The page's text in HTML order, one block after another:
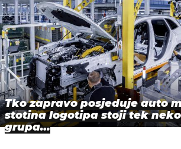
Tko zapravo posjeduje auto
stotina logotipa stoji tek
grupa…